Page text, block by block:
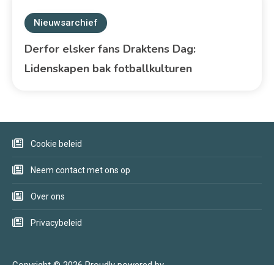
Nieuwsarchief
Derfor elsker fans Draktens Dag:
Lidenskapen bak fotballkulturen
Cookie beleid
Neem contact met ons op
Over ons
Privacybeleid